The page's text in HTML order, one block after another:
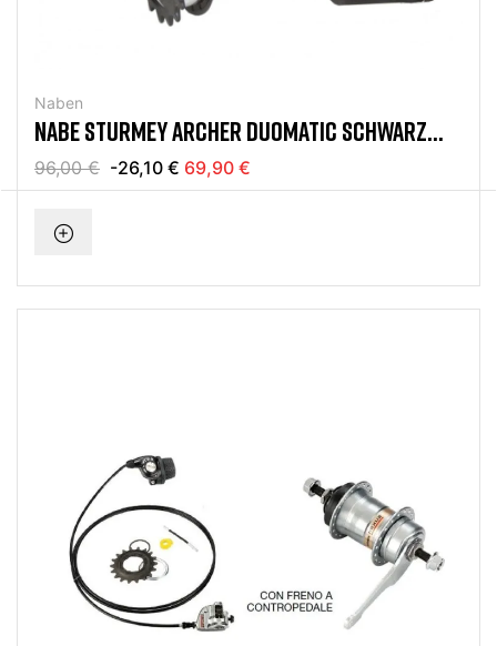
Naben
NABE STURMEY ARCHER DUOMATIC SCHWARZ
32H
96,00 € -26,10 € 69,90 €